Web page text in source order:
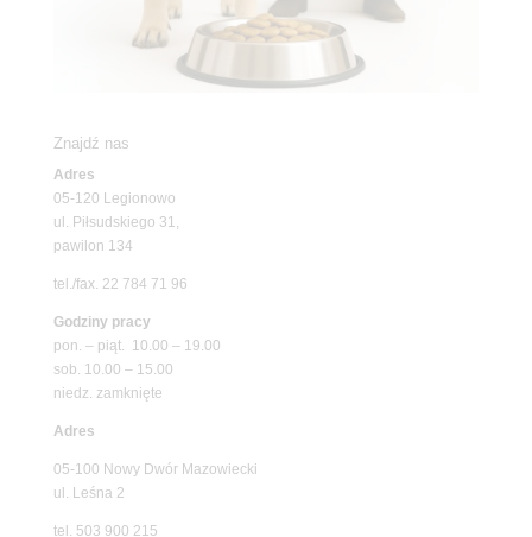
Znajdź nas
Adres
05-120 Legionowo
ul. Piłsudskiego 31,
pawilon 134
tel./fax. 22 784 71 96
Godziny pracy
pon. – piąt. 10.00 – 19.00
sob. 10.00 – 15.00
niedz. zamknięte
Adres
05-100 Nowy Dwór Mazowiecki
ul. Leśna 2
tel. 503 900 215